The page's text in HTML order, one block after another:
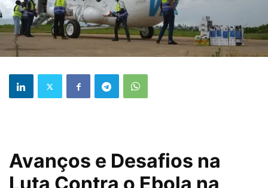
Avanços e Desafios na